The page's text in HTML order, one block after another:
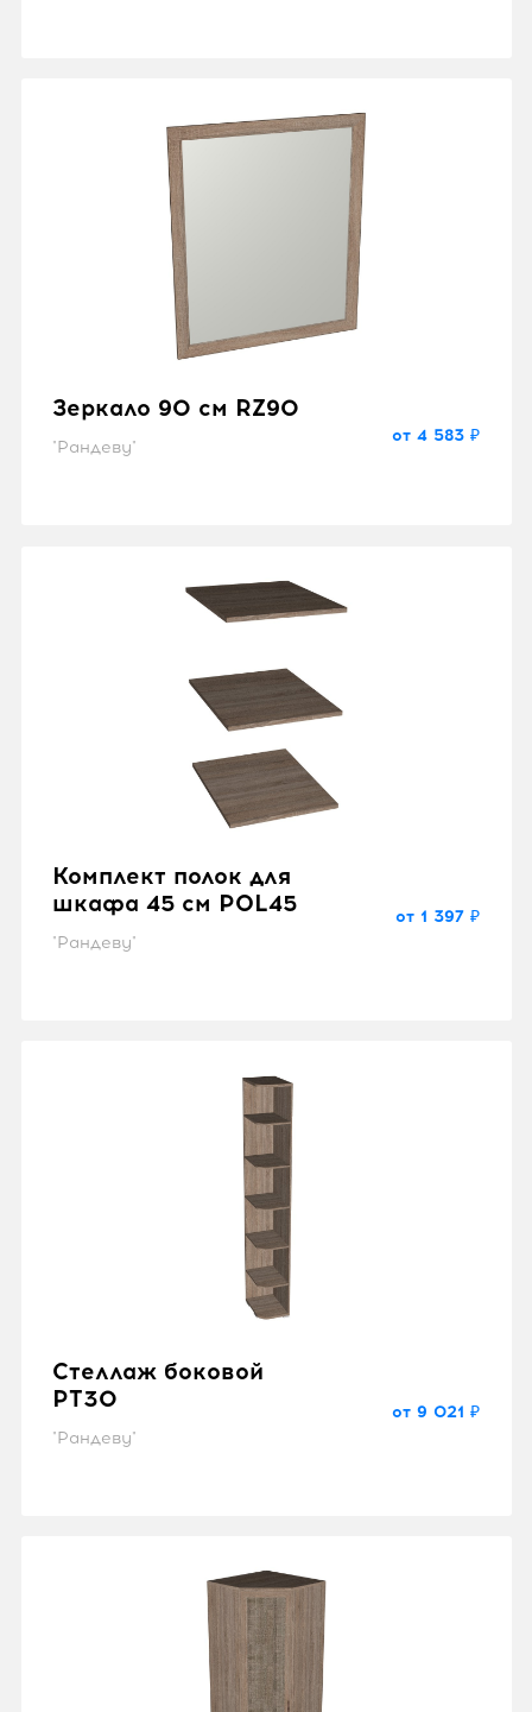
Зеркало 90 см RZ90
"Рандеву"
от 4 583 ₽
Комплект полок для
шкафа 45 см POL45
"Рандеву"
от 1 397 ₽
Стеллаж боковой
PT30
"Рандеву"
от 9 021 ₽